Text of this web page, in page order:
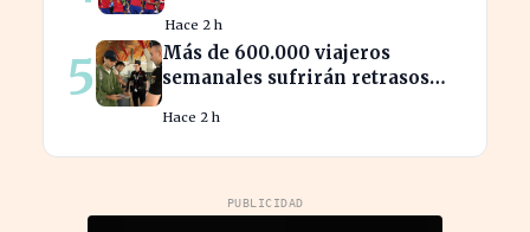
programación futura
Hace 2 h
5
Más de 600.000 viajeros
semanales sufrirán retrasos
Italia
Hace 2 h
PUBLICIDAD